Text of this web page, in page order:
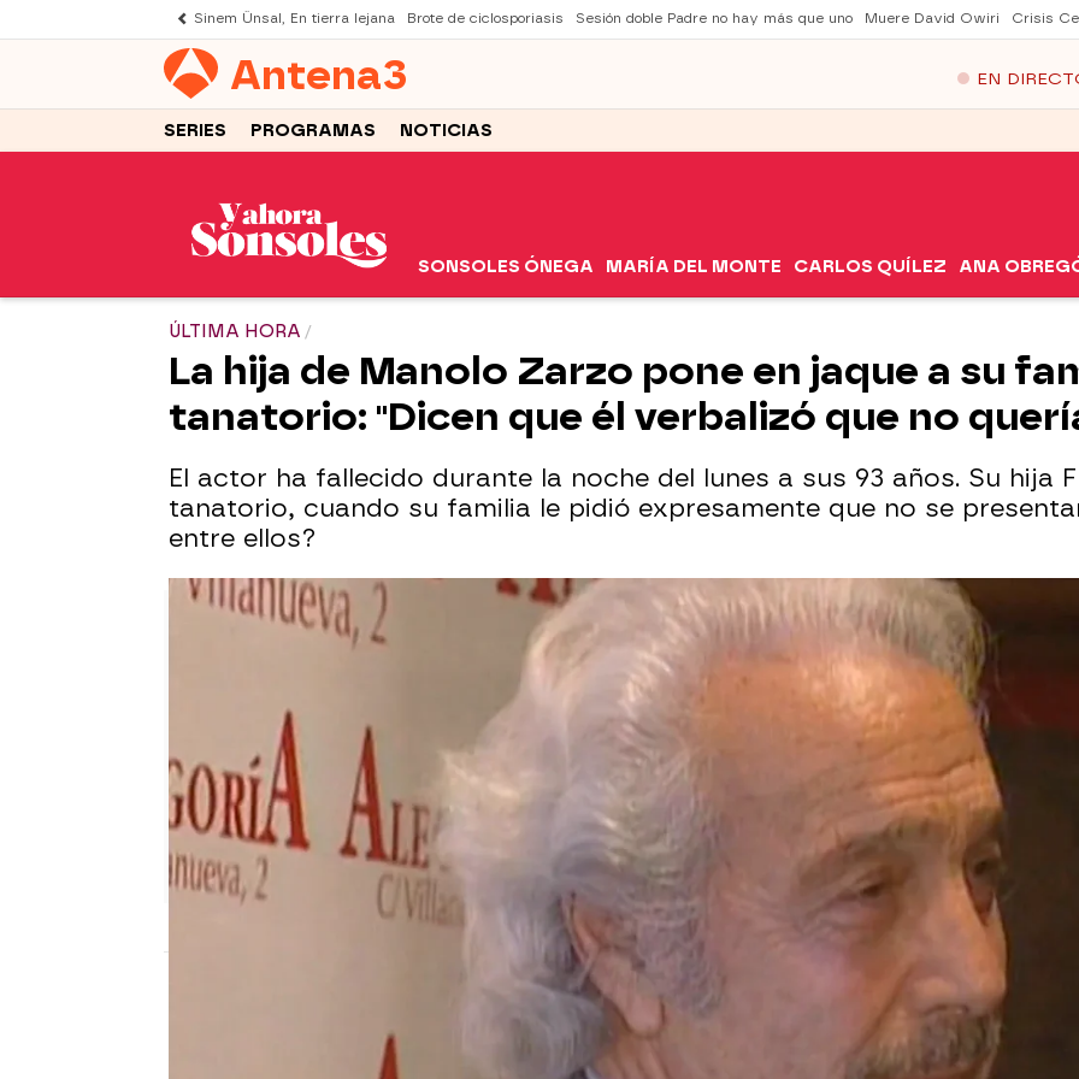
Sinem Ünsal, En tierra lejana Brote de ciclosporiasis Sesión doble Padre no hay más que uno Muere David Owiri Crisis
Antena3 EN
SERIES PROGRAMAS NOTICIAS
SONSOLES ÓNEGA MARÍA DEL MONTE CARLOS QUÍLEZ ANA
ÚLTIMA HORA
La hija de Manolo Zarzo pone en jaque a su
tanatorio: "Dicen que él verbalizó que no
El actor ha fallecido durante la noche del lunes a sus 93 años. Su hija
tanatorio, cuando su familia le pidió expresamente que no se
entre ellos?
WhatsappFacebook
X